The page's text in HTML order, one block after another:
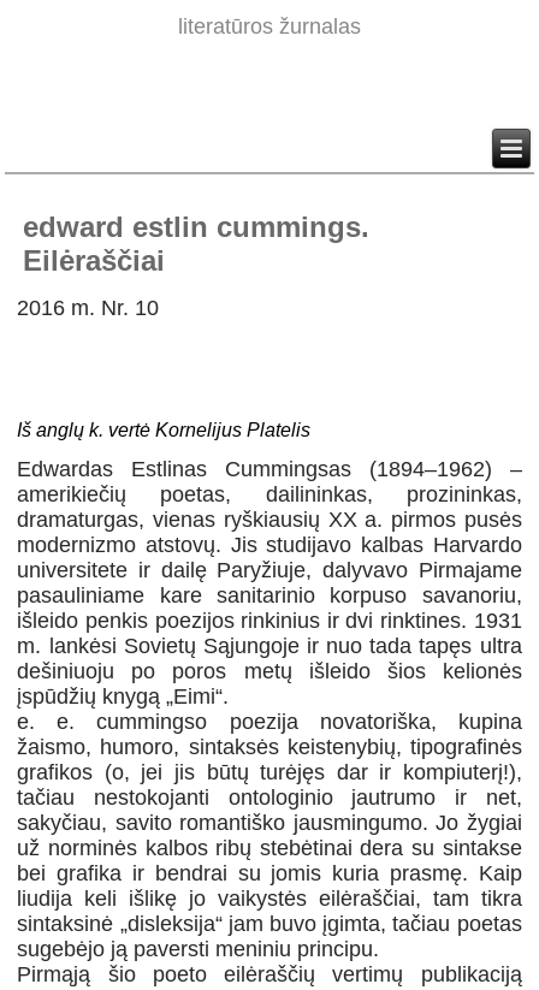
literatūros žurnalas
edward estlin cummings.
Eilėraščiai
2016 m. Nr. 10
Iš anglų k. vertė Kornelijus Platelis
Edwardas Estlinas Cummingsas (1894–1962) –
amerikiečių poetas, dailininkas, prozininkas,
dramaturgas, vienas ryškiausių XX a. pirmos pusės
modernizmo atstovų. Jis studijavo kalbas Harvardo
universitete ir dailę Paryžiuje, dalyvavo Pirmajame
pasauliniame kare sanitarinio korpuso savanoriu,
išleido penkis poezijos rinkinius ir dvi rinktines. 1931
m. lankėsi Sovietų Sąjungoje ir nuo tada tapęs ultra
dešiniuoju po poros metų išleido šios kelionės
įspūdžių knygą „Eimi“.
e. e. cummingso poezija novatoriška, kupina
žaismo, humoro, sintaksės keistenybių, tipografinės
grafikos (o, jei jis būtų turėjęs dar ir kompiuterį!),
tačiau nestokojanti ontologinio jautrumo ir net,
sakyčiau, savito romantiško jausmingumo. Jo žygiai
už norminės kalbos ribų stebėtinai dera su sintakse
bei grafika ir bendrai su jomis kuria prasmę. Kaip
liudija keli išlikę jo vaikystės eilėraščiai, tam tikra
sintaksinė „disleksija“ jam buvo įgimta, tačiau poetas
sugebėjo ją paversti meniniu principu.
Pirmąją šio poeto eilėraščių vertimų publikaciją